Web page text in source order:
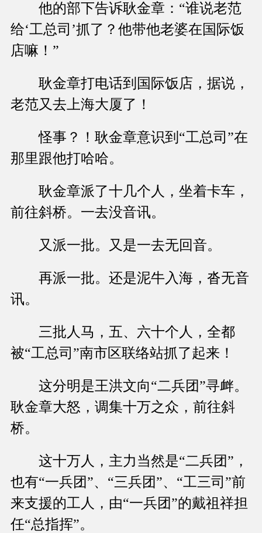
他的部下告诉耿金章：“谁说老范
给‘工总司’抓了？他带他老婆在国际饭
店嘛！”
耿金章打电话到国际饭店，据说，
老范又去上海大厦了！
怪事？！耿金章意识到“工总司”在
那里跟他打哈哈。
耿金章派了十几个人，坐着卡车，
前往斜桥。一去没音讯。
又派一批。又是一去无回音。
再派一批。还是泥牛入海，沓无音
讯。
三批人马，五、六十个人，全都
被“工总司”南市区联络站抓了起来！
这分明是王洪文向“二兵团”寻衅。
耿金章大怒，调集十万之众，前往斜
桥。
这十万人，主力当然是“二兵团”，
也有“一兵团”、“三兵团”、“工三司”前
来支援的工人，由“一兵团”的戴祖祥担
任“总指挥”。